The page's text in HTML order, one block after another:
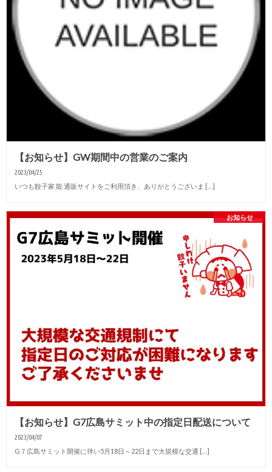
【お知らせ】GW期間中の営業のご案内
2023/04/25
いつも餃子家 龍 通販サイトをご利用頂き、ありがとうございま […]
お知らせ
【お知らせ】G7広島サミット中の指定日配送について
2023/04/07
G７広島サミット開催に伴い5月18日～22日まで大規模な交通 […]